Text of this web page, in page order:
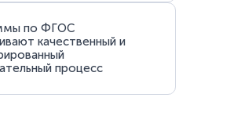
по ФГОС
качественный и
процесс